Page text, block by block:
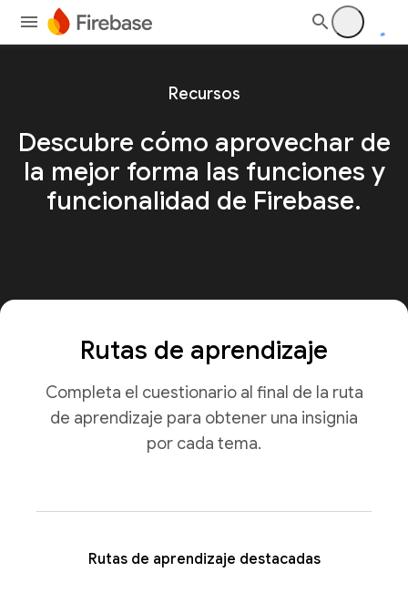
Recursos
Descubre cómo aprovechar de
la mejor forma las funciones y
funcionalidad de Firebase.
Rutas de aprendizaje
Completa el cuestionario al final de la ruta
de aprendizaje para obtener una insignia
por cada tema.
Rutas de aprendizaje destacadas